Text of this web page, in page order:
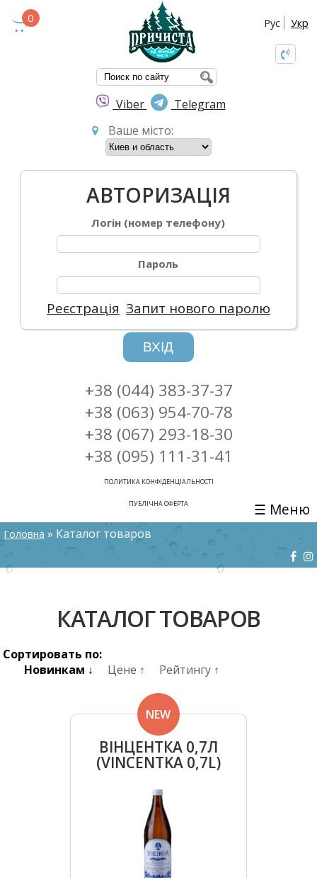
ПОШУКОВА
Viber
Telegram
Ваше місто:
АВТОРИЗАЦІЯ
Логін (номер телефону)
Пароль
Реєстрація Запит нового паролю
ВХІД
0 Рус Укр
+38 (044) 383-37-37
+38 (063) 954-70-78
+38 (067) 293-18-30
+38 (095) 111-31-41
ПОЛИТИКА КОНФІДЕНЦІАЛЬНОСТІ
ПУБЛІЧНА ОФЕРТА ☰ Меню
ВИ Є ТУТ
Головна » Каталог товаров
КАТАЛОГ ТОВАРОВ
Сортировать по:
Новинкам ↓
Цене ↑ Рейтингу ↑
ВІНЦЕНТКА 0,7Л
(VINCENTKA 0,7L)
NEW